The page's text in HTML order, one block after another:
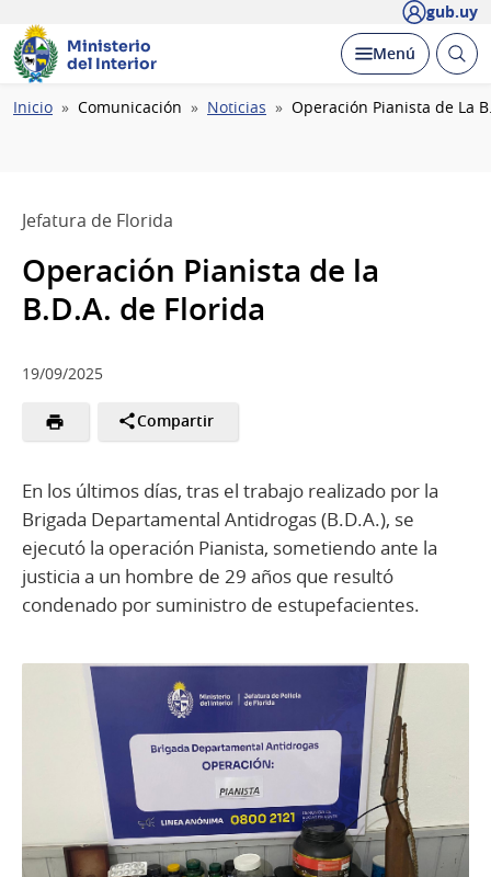
gub.uy
Ministerio
del Interior
Desplegar
Menú Abrir
Ruta
Inicio Comunicación Noticias Operación Pianista de La
Jefatura de Florida
Operación Pianista de la
B.D.A. de Florida
19/09/2025
Compartir
En los últimos días, tras el trabajo realizado por la
Brigada Departamental Antidrogas (B.D.A.), se
ejecutó la operación Pianista, sometiendo ante la
justicia a un hombre de 29 años que resultó
condenado por suministro de estupefacientes.